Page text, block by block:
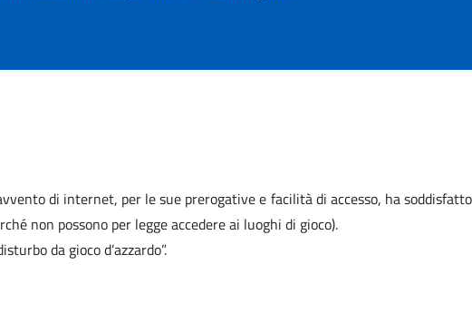
di internet, per le sue prerogative e facilità di accesso, ha soddisfatto
non possono per legge accedere ai luoghi di gioco).
da gioco d’azzardo”.